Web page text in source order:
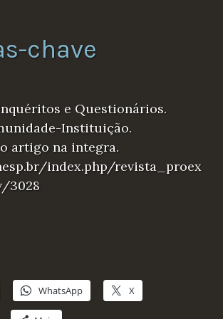
chave
e Questionários.
Instituição.
artigo na integra.
index.php/revista_proex
3028
WhatsApp X